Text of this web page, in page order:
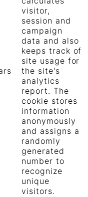
visitor,
session and
campaign
data and also
keeps track of
site usage for
the site's
analytics
report. The
cookie stores
information
anonymously
and assigns a
randomly
generated
number to
recognize
unique
visitors.